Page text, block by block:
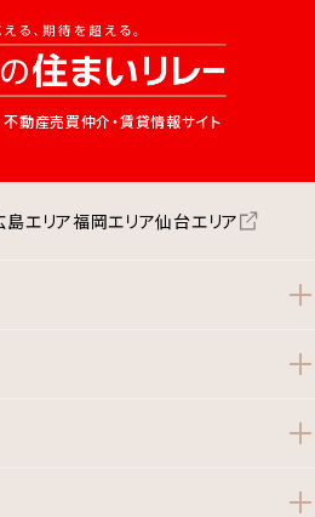
不動産売買仲介・賃貸情報サイト
島エリア福岡エリア仙台エリア